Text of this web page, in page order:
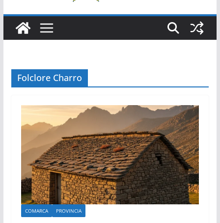
Folclore Charro
COMARCA PROVINCIA